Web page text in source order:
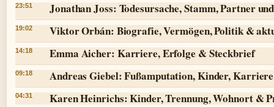
23:51 Jonathan Joss: Todesursache, Stamm, Partner
19:02 Viktor Orbán: Biografie, Vermögen, Politik &
14:18 Emma Aicher: Karriere, Erfolge & Steckbrief
09:18 Andreas Giebel: Fußamputation, Kinder,
04:31 Karen Heinrichs: Kinder, Trennung, Wohnort &